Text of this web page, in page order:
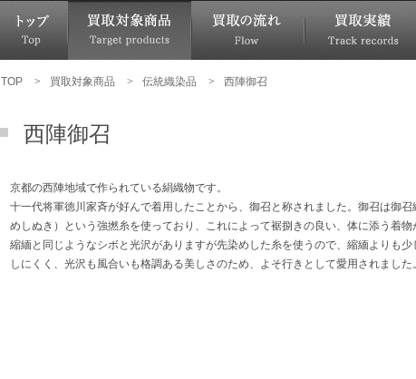
TOP > 買取対象商品 > 伝統織染品 > 西陣御召
西陣御召
京都の西陣地域で作られている絹織物です。
十一代将軍徳川家斉が好んで着用したことから、御召と称されました。御召は御
めしぬき）という強撚糸を使っており、これによって裾捌きの良い、体に添う着物
縮緬と同じようなシボと光沢がありますが先染めした糸を使うので、縮緬よりも
しにくく、光沢も風合いも格調ある美しさのため、よそ行きとして愛用されました。